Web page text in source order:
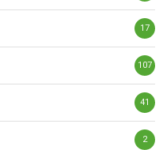
17
107
41
2